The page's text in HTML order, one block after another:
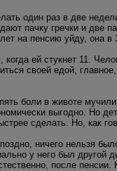
один раз в две
пачку гречки и две
на пенсию уйду, она в
ей стукнет 11.
своей едой,
боли в животе
выгодно. Но
сделать. Но, как
ничего нельзя
у него был другой
после